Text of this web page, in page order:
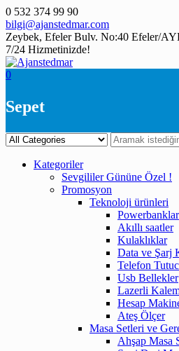
Skip
to
content
0 532 374 99 90
bilgi@ajanstedmar.com
Zeybek, Efeler Bulv. No:40 Efeler/
7/24 Hizmetinizde!
0
Sepet
Kategoriler
Sevgililer Gününe Özel !
Promosyon
Teknoloji ürünleri
Powerbanklar
Akıllı saatler
Kulaklıklar
Data ve Şarj
Telefon
Usb Bellekler
Lazerli
Hesap
Ateş Ölçer
Masa Setleri ve
Ahşap Masa